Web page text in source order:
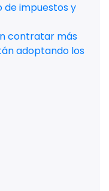
de impuestos y
contratar más
adoptando los